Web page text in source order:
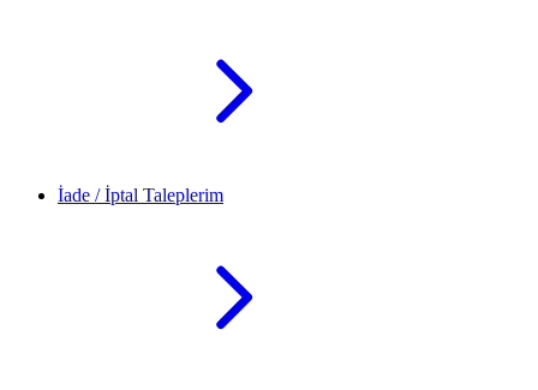
İade / İptal Taleplerim